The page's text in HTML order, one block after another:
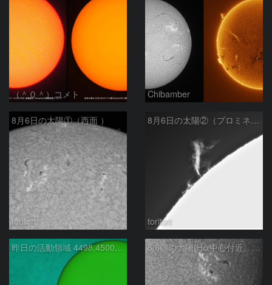
（＾０＾）コメト Chibamber
8月6日の太陽①（西面 ）
toritori
8月6日の太陽②（プロミネン北東縁 ）
toritori
昨日の活動領域 4498,4500：2026/08/05 8/6朝の太陽(Hα中心付近、4498、4502付近)